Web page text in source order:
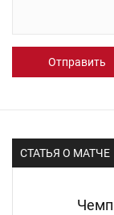
Отправить
СТАТЬЯ О МАТЧЕ